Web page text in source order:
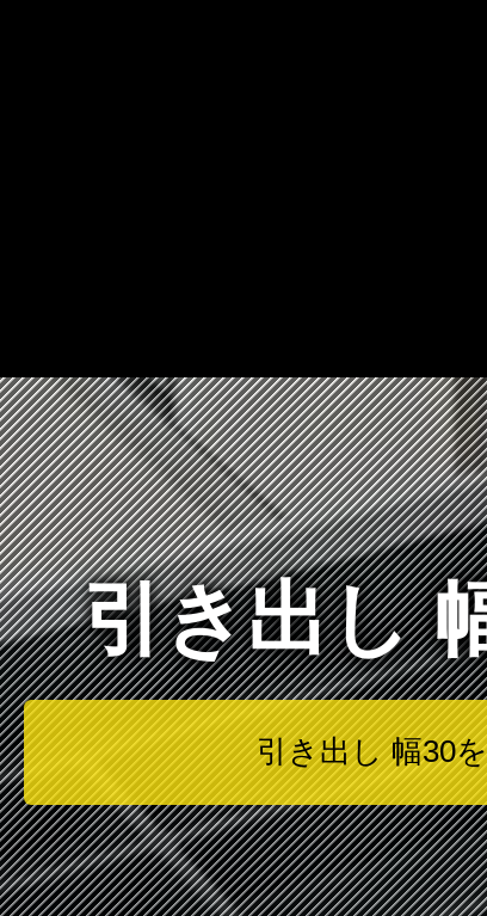
引き出し
引き出し 幅30